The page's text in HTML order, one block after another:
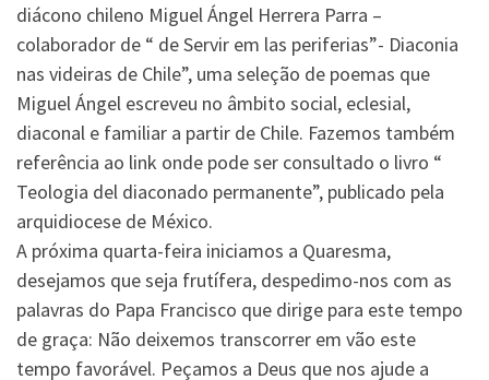
diácono chileno Miguel Ángel Herrera Parra –
colaborador de “ de Servir em las periferias”- Diaconia
nas videiras de Chile”, uma seleção de poemas que
Miguel Ángel escreveu no âmbito social, eclesial,
diaconal e familiar a partir de Chile. Fazemos também
referência ao link onde pode ser consultado o livro “
Teologia del diaconado permanente”, publicado pela
arquidiocese de México.
A próxima quarta-feira iniciamos a Quaresma,
desejamos que seja frutífera, despedimo-nos com as
palavras do Papa Francisco que dirige para este tempo
de graça: Não deixemos transcorrer em vão este
tempo favorável. Peçamos a Deus que nos ajude a